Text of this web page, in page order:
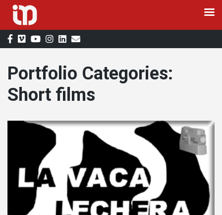
Skip
to
Portfolio Categories:
Short films